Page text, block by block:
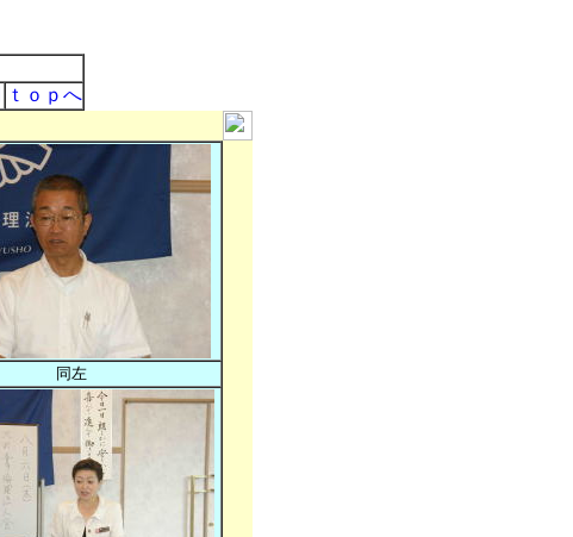
ｔｏｐへ
同左